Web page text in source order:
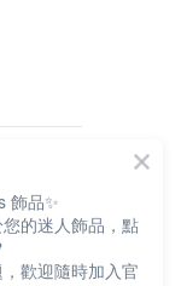
飾品✨
的迷人飾品，點
歡迎隨時加入官